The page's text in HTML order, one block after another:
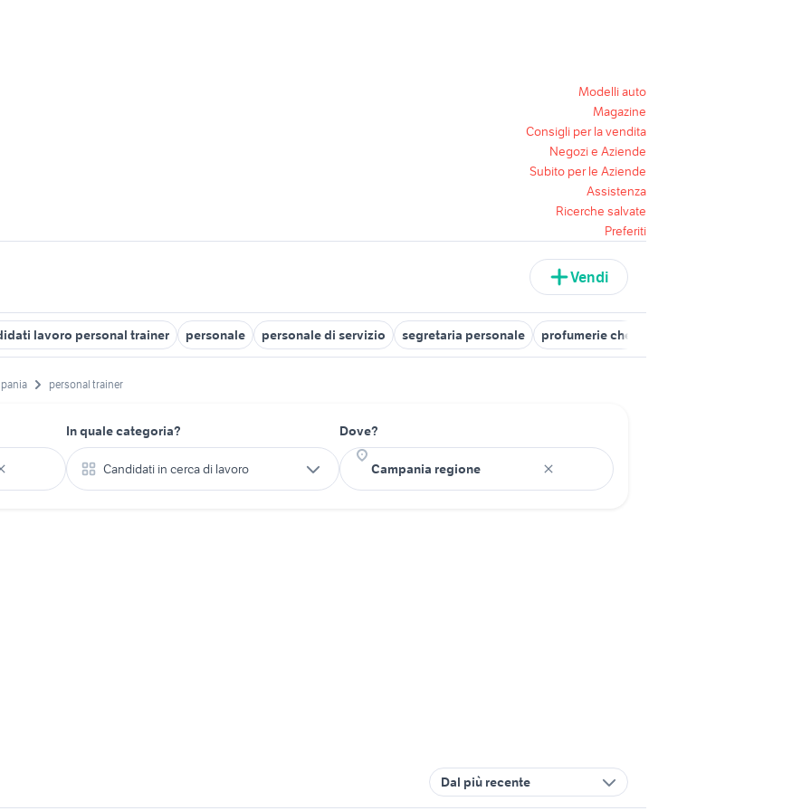
Modelli auto
Magazine
Consigli per la vendita
Negozi e Aziende
Subito per le Aziende
Assistenza
Ricerche salvate
Preferiti
Vendi
lavoro personal trainer personale personale di servizio segretaria personale profumerie che cercano personale
personal trainer
In quale categoria?
Candidati in cerca di lavoro
Dove?
Dal più recente